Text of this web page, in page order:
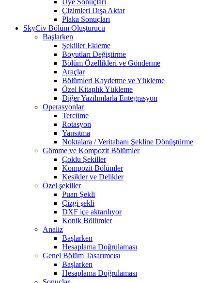
Üye Sonuçları
Çizimleri Dışa Aktar
Plaka Sonuçları
SkyCiv Bölüm Oluşturucu
Başlarken
Şekiller Ekleme
Boyutları Değiştirme
Bölüm Özellikleri ve Gönderme
Araçlar
Bölümleri Kaydetme ve Yükleme
Özel Kitaplık Yükleme
Diğer Yazılımlarla Entegrasyon
Operasyonlar
Tercüme
Rotasyon
Yansıtma
Noktalara / Veritabanı Şekline Dönüştürme
Gömme ve Kompozit Bölümler
Çoklu Şekiller
Kompozit Bölümler
Kesikler ve Delikler
Özel şekiller
Puan Şekli
Çizgi şekli
DXF içe aktarılıyor
Konik Bölümler
Analiz
Başlarken
Hesaplama Doğrulaması
Genel Bölüm Tasarımcısı
Başlarken
Hesaplama Doğrulaması